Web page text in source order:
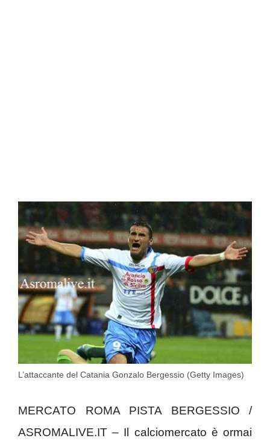
L’attaccante del Catania Gonzalo Bergessio (Getty Images)
MERCATO ROMA PISTA BERGESSIO /
ASROMALIVE.IT – Il calciomercato è ormai